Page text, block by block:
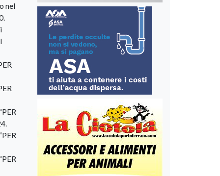
nel